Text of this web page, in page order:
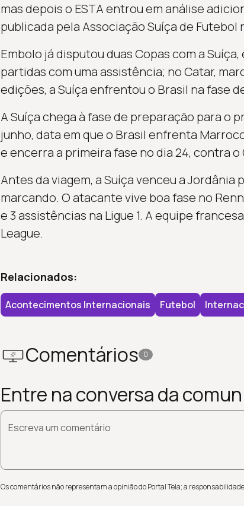
mas depois o ESTA entrou em análise
publicada pela Associação Suíça de
Embolo já disputou duas Copas com a
partidas com uma assistência; no Catar,
edições, a Suíça enfrentou o Brasil na fase
A Suíça chega à fase de preparação para o
junho, data em que o Brasil enfrenta
e encerra a primeira fase no dia 24, contra o
Antes da viagem, a Suíça venceu a Jordânia
marcando. O atacante vive boa fase no
e 3 assistências na Ligue 1. A equipe
League.
Relacionados:
Acontecimentos Internacionais Futebol
Comentários 0
Entre na conversa da
Escreva um comentário
Os comentários não representam a opinião do Portal Tela; a